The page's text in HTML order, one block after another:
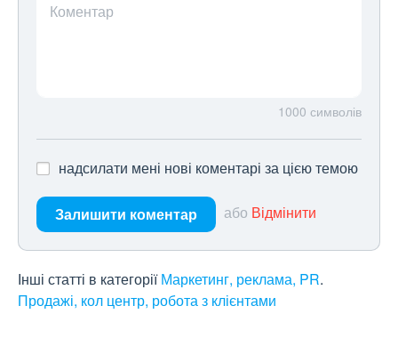
Коментар
1000 символів
надсилати мені нові коментарі за цією темою
Залишити коментар або Відмінити
Інші статті в категорії Маркетинг, реклама, PR
Продажі, кол центр, робота з клієнтами